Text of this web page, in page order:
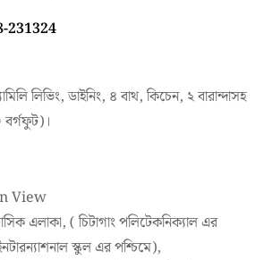
231324
লিভিং, ডাইনিং, ৪ বাথ, কিচেন, ২ বারান্দাসহ
বর্গফুট)।
View
এলাকা, ( চিটাগাং পলিটেকনিক্যাল এর
স্কুল এর পশ্চিমে),